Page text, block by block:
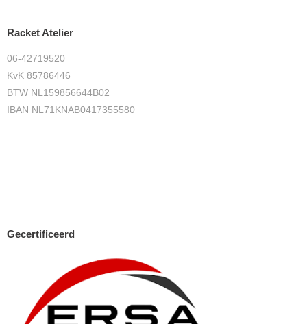
Racket Atelier
06-42719520
KvK 85786446
BTW NL159856644B02
IBAN NL71KNAB0417355580
Gecertificeerd